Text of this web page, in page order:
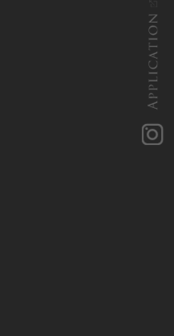
i
n
s
t
a
g
r
a
APPLICATION